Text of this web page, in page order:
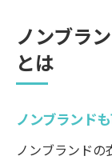
ノンブラ
とは
ノンブランド
ノンブランドの